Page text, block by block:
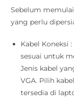
Sebelum
yang perlu
Kabel Koneksi
sesuai untuk
Jenis kabel
VGA. Pilih
tersedia di